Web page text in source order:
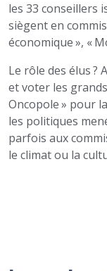
les 33 conseillers
siègent en
économique », «
Le rôle des élus
et voter les
Oncopole » pour
les politiques
parfois aux
le climat ou la